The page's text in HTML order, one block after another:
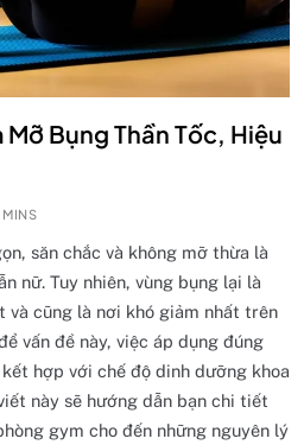
Mỡ Bụng Thần Tốc, Hiệu
MINS
săn chắc và không mỡ thừa là
nữ. Tuy nhiên, vùng bụng lại là
cũng là nơi khó giảm nhất trên
vấn đề này, việc áp dụng đúng
hợp với chế độ dinh dưỡng khoa
này sẽ hướng dẫn bạn chi tiết
gym cho đến những nguyên lý